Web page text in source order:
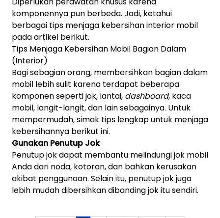
komponennya pun berbeda. Jadi, ketahui
berbagai tips menjaga kebersihan interior mobil
pada artikel berikut.
Tips Menjaga Kebersihan Mobil Bagian Dalam
(Interior)
Bagi sebagian orang, membersihkan bagian dalam
mobil lebih sulit karena terdapat beberapa
komponen seperti jok, lantai, dashboard, kaca
mobil, langit-langit, dan lain sebagainya. Untuk
mempermudah, simak tips lengkap untuk menjaga
kebersihannya berikut ini.
Gunakan Penutup Jok
Penutup jok dapat membantu melindungi jok mobil
Anda dari noda, kotoran, dan bahkan kerusakan
akibat penggunaan. Selain itu, penutup jok juga
lebih mudah dibersihkan dibanding jok itu sendiri.